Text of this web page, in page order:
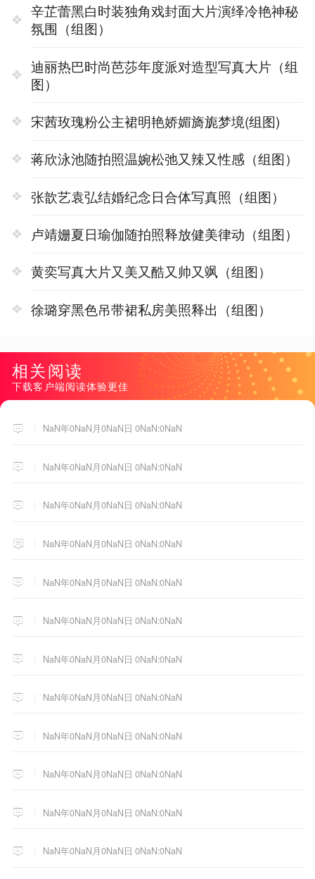
辛芷蕾黑白时装独角戏封面大片演绎冷艳神秘
氛围（组图）
迪丽热巴时尚芭莎年度派对造型写真大片（组
图）
宋茜玫瑰粉公主裙明艳娇媚旖旎梦境(组图)
蒋欣泳池随拍照温婉松弛又辣又性感（组图）
张歆艺袁弘结婚纪念日合体写真照（组图）
卢靖姗夏日瑜伽随拍照释放健美律动（组图）
黄奕写真大片又美又酷又帅又飒（组图）
徐璐穿黑色吊带裙私房美照释出（组图）
相关阅读
下载客户端阅读体验更佳
NaN年0NaN月0NaN日 0NaN:0NaN
NaN年0NaN月0NaN日 0NaN:0NaN
NaN年0NaN月0NaN日 0NaN:0NaN
NaN年0NaN月0NaN日 0NaN:0NaN
NaN年0NaN月0NaN日 0NaN:0NaN
NaN年0NaN月0NaN日 0NaN:0NaN
NaN年0NaN月0NaN日 0NaN:0NaN
NaN年0NaN月0NaN日 0NaN:0NaN
NaN年0NaN月0NaN日 0NaN:0NaN
NaN年0NaN月0NaN日 0NaN:0NaN
NaN年0NaN月0NaN日 0NaN:0NaN
NaN年0NaN月0NaN日 0NaN:0NaN